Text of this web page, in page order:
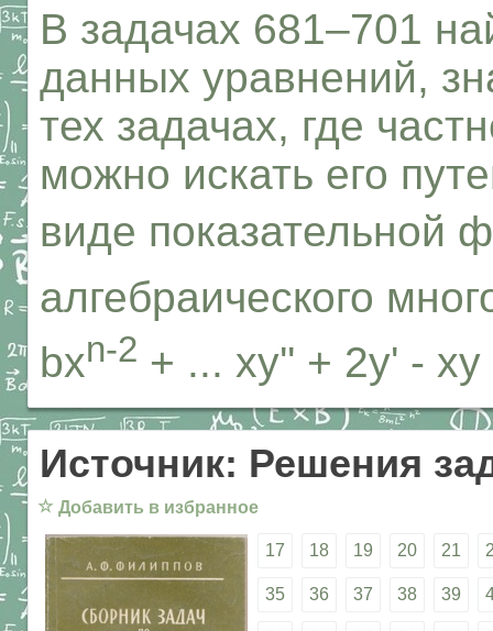
В задачах 681–701
данных уравнений,
тех задачах, где
можно искать его
виде показательной
алгебраического
bxn-2 + ... xy'' + 2y' -
Источник: Решения
☆ Добавить в избранное
17 18 19 20 21
35 36 37 38 39